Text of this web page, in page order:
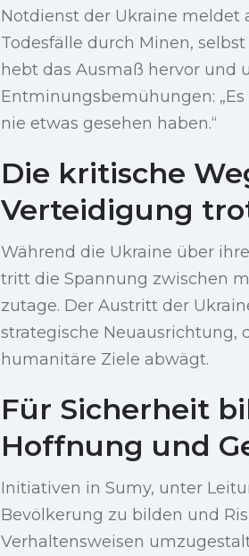
Notdienst der Ukraine meldet
Todesfälle durch Minen,
hebt das Ausmaß hervor und
Entminungsbemühungen:
nie etwas gesehen haben.“
Die kritische
Verteidigung
Während die Ukraine über
tritt die Spannung zwischen
zutage. Der Austritt der
strategische
humanitäre Ziele abwägt.
Für Sicherheit
Hoffnung und
Initiativen in Sumy, unter
Bevölkerung zu bilden und
Verhaltensweisen